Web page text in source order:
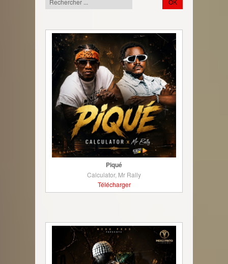
Piqué
Calculator, Mr Rally
Télécharger